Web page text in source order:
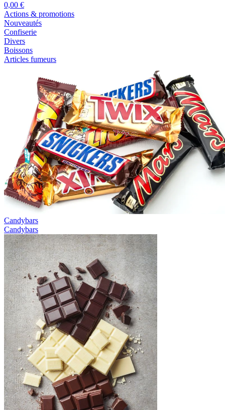
0,00 €
Actions & promotions
Nouveautés
Confiserie
Divers
Boissons
Articles fumeurs
Candybars
Candybars